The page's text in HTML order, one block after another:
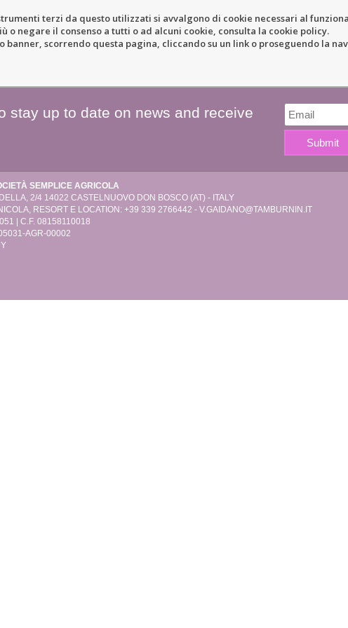
terzi da questo utilizzati si avvalgono di cookie necessari al
o negare il consenso a tutti o ad alcuni cookie, consulta la cookie policy.
banner, scorrendo questa pagina, cliccando su un link o proseguendo la
L’ACTIVITÉ VITICOLE RESORT
stay up to date on news and receive
SEMPLICE AGRICOLA
2/4 14022 CASTELNUOVO DON BOSCO (AT) - ITALY
RESORT E LOCATION: +39 339 2766442 - V.GAIDANO@TAMBURNIN.IT
| C.F. 08158110018
AGR-00002